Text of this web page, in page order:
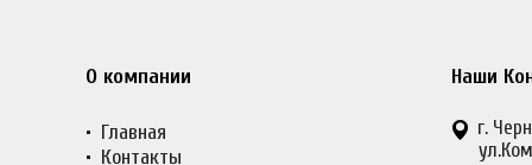
О компании
Главная
Контакты
Наши
г.